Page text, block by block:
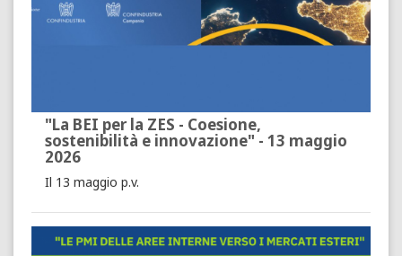
"La BEI per la ZES - Coesione,
sostenibilità e innovazione" - 13 maggio
2026
Il 13 maggio p.v.